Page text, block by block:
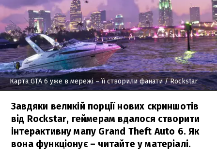
Карта GTA 6 уже в мережі – її створили фанати/ Rockstar
Завдяки великій порції нових скриншотів
від Rockstar, геймерам вдалося створити
інтерактивну мапу Grand Theft Auto 6. Як
вона функціонує – читайте у матеріалі.